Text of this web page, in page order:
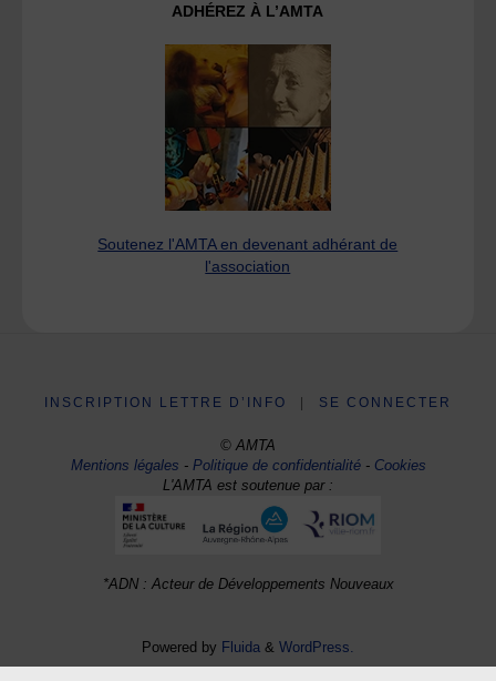
ADHÉREZ À L’AMTA
Soutenez l'AMTA en devenant adhérant de
l'association
INSCRIPTION LETTRE D’INFO SE CONNECTER
© AMTA
Mentions légales -Politique de confidentialité- Cookies
L'AMTA est soutenue par :
*ADN : Acteur de Développements Nouveaux
Powered by Fluida & WordPress.